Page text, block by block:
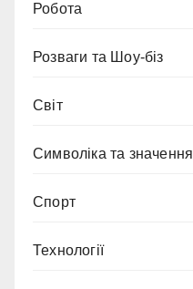
Робота
Розваги та Шоу-біз
Світ
Символіка та значення
Спорт
Технології